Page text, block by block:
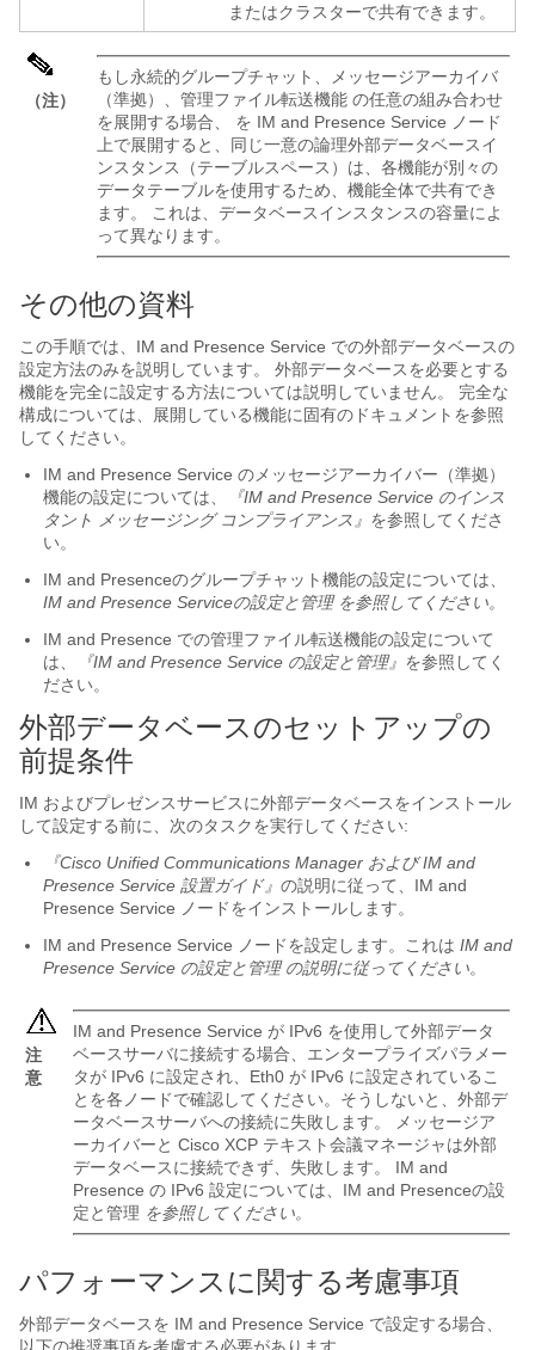
またはクラスターで共有できます。
（注）
もし永続的グループチャット、メッセージアーカイバ
（準拠）、管理ファイル転送機能 の任意の組み合わせ
を展開する場合、
を IM and Presence Service ノード
上で展開すると、同じ一意の論理外部データベースイ
ンスタンス（テーブルスペース）は、各機能が別々の
データテーブルを使用するため、機能全体で共有でき
ます。 これは、データベースインスタンスの容量によ
って異なります。
その他の資料
この手順では、IM and Presence Service での外部データベースの
設定方法のみを説明しています。 外部データベースを必要とする
機能を完全に設定する方法については説明していません。 完全な
構成については、展開している機能に固有のドキュメントを参照
してください。
IM and Presence Service のメッセージアーカイバー（準拠）
機能の設定については、
『IM and Presence Service のインス
タント メッセージング コンプライアンス』 を参照してくださ
い。
IM and Presenceのグループチャット機能の設定については、
IM and Presence Serviceの設定と管理 を参照してください。
IM and Presence での管理ファイル転送機能の設定について
は、
『IM and Presence Service の設定と管理』 を参照してく
ださい。
外部データベースのセットアップの
前提条件
IM およびプレゼンスサービスに外部データベースをインストール
して設定する前に、次のタスクを実行してください:
『Cisco Unified Communications Manager および IM and
Presence Service 設置ガイド』 の説明に従って、 IM and
Presence Service ノードをインストールします。
IM and Presence Service ノードを設定します。これは IM and
Presence Service の設定と管理の説明に従ってください。
注
意
IM and Presence Service が IPv6 を使用して外部データ
ベースサーバに接続する場合、エンタープライズパラメー
タが IPv6 に設定され、Eth0 が IPv6 に設定されているこ
とを各ノードで確認してください。そうしないと、外部デ
ータベースサーバへの接続に失敗します。 メッセージア
ーカイバーと Cisco XCP テキスト会議マネージャは外部
データベースに接続できず、失敗します。 IM and
Presence の IPv6 設定については、 IM and Presenceの設
定と管理 を参照してください。
パフォーマンスに関する考慮事項
外部データベースを IM and Presence Service で設定する場合、